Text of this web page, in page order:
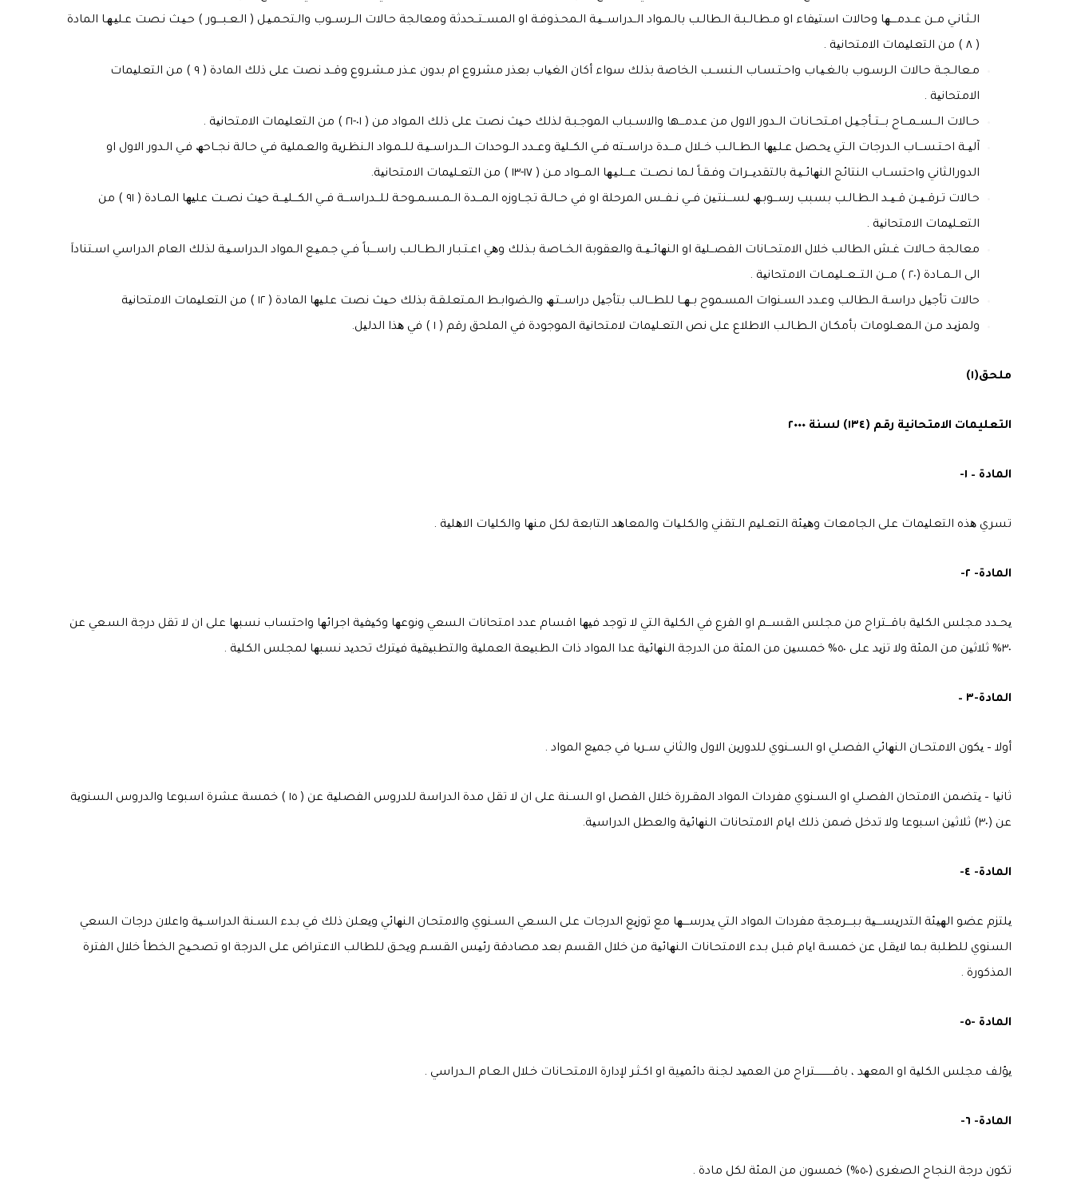
الـثـانـي مــن عــدمــــھا وحالات استیفاء او مـطـالـبـة الـطالـب بالـمـواد الــدراســـیـة الـمحـذوفـة او المســتــحدثة ومعالجة حـالات الــرســوب والـتحـمـیـل ( الـعـبــــور ) حـیـث نـصت عـلیـھـا المادة
( ٨ ) من التعلیمات الامتحانیة .
مـعالـجـة حـالات الـرسـوب بالـغـیـاب واحـتـسـاب الـنســب الخاصة بذلك سواء أكان الغیاب بعذر مشروع ام بدون عـذر مـشـروع وقــد نصت على ذلك المادة ( ٩ ) من التعلیمات
الامتحانیة .
حــالات الــســمـــاح بـــتــأجـیـل امـتحــانـات الــدور الاول من عـدمـــها والاسـبـاب الموجـبـة لذلك حـیث نصت على ذلك المـواد من ( ٠١-٢١ ) من التعلیمات الامتحانیة .
آلیــة احـتـســـاب الـدرجات الـتي یحـصل عـلـیھا الـطــالـب خــلال مـــدة دراســته فــي الكــلیة وعــدد الــوحدات الـــدراســیـة للــمـواد الـنظـریة والعـملیة فـي حـالة نجــاحھ فـي الـدور الاول او
الدورالثاني واحتســاب النتائج النھائــیـة بالتقدیـــرات وفـقـاً لـما نـصــت عـــلـیـھا المـــواد مـن ( ١٧-١٣ ) من التعـلیمات الامتحانیة.
حـالات تـرقــیــن قــیــد الـطـالـب بسبب رســـوبـھ لســـنتـین فــي نــفــس المرحلة او في حــالـة تجــاوزه الـمـــدة الــمـسـمــوحـة للـــدراســـة فــي الكـــلیـــة حیث نصــت علیھا المــادة ( ٩١ ) من
التعـلیمات الامتحانیة .
معالجة حــالات غـش الطالب خلال الامتحــانات الفصــلیة او النھائــیــة والعقوبة الخــاصة بـذلك وھي اعـتـبـار الـطــالـب راســـباً فــي جـمـیـع الـمواد الـدراسـیـة لذلك العام الدراسي اسـتناداَ
الى الــمــادة (٢٠ ) مـــن التـــعــلیمــات الامتحانیة .
حالات تأجیل دراسـة الـطالب وعـدد السـنوات المسـموح بــھــا للطـــالب بتأجیل دراســتـھ والـضوابـط الـمـتعلـقـة بذلك حـیث نصت علـیھا المادة ( ١٢ ) من التعلیمات الامتحانیة
ولمزیـد مـن الـمعـلومات بأمكـان الـطـالـب الاطلاع على نص التعـلیمات لامتحانیة الموجودة في الملحق رقم ( ١ ) في ھذا الدلیل.
ملحق(١)
التعليمات الامتحانية رقم (١٣٤) لسنة ٢٠٠٠
المادة – ١-
تسري ھذه التعلیمات على الجامعات وھیئة التعـلیم الـتقني والكلـیات والمعاھد التابعة لكل منھا والكلیات الاھلیة .
المادة- ٢-
یحــدد مجلس الكلیة باقـــتراح من مجلس القســـم او الفرع في الكلیة التي لا توجد فیھا اقسام عدد امتحانات السعي ونوعھا وكیفیة اجرائھا واحتساب نسبھا على ان لا تقل درجة السـعي عن
٣٠% ثلاثین من المئة ولا تزید على ٥٠% خمسین من المئة من الدرجة النھائیة عدا المواد ذات الطبیعة العملیة والتطبیقیة فیترك تحدید نسبھا لمجلس الكلیة .
المادة-٣ –
أولا – یكون الامتحــان النھائي الفصلي او الســنوي للدورین الاول والثاني ســریا في جمیع المواد .
ثانیا – یتضمن الامتحان الفصلي او السـنوي مفردات المواد المقـررة خلال الفصل او السـنة على ان لا تقل مدة الدراسة للدروس الفصلیة عن ( ١٥ ) خمسة عشرة اسبوعا والدروس السنویة
عن (٣٠) ثلاثین اسبوعا ولا تدخل ضمن ذلك ایام الامتحانات النھائیة والعطل الدراسیة.
المادة- ٤-
یلتزم عضو الھیئة التدریســــیة ببــــرمجة مفردات المواد التي یدرســــھا مع توزیع الدرجات على السـعي السـنوي والامتحـان النھائي ویعلن ذلك في بـدء السـنة الدراســیة واعلان درجات السعي
السنوي للطلبة بـما لایقـل عن خمسـة ایام قبـل بـدء الامتحـانات النھائیة من خلال القسم بعد مصادقة رئیس القسـم ویحـق للطالب الاعتراض على الدرجة او تصحـیح الخطأ خلال الفترة
المذكورة .
المادة -٥-
یؤلف مجلس الكلیة او المعھد ، باقـــــــــــتراح من العمید لجنة دائمیية او اكـثـر لإدارة الامتحــانات خـلال الـعـام الــدراسي .
المادة- ٦-
تكون درجة النجاح الصغرى (٥٠%) خمسون من المئة لكل مادة .